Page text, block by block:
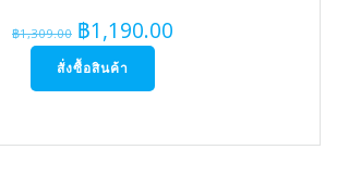
฿1,309.00 Original
price
was:
฿1,190.00
สั่งซื้อสินค้า